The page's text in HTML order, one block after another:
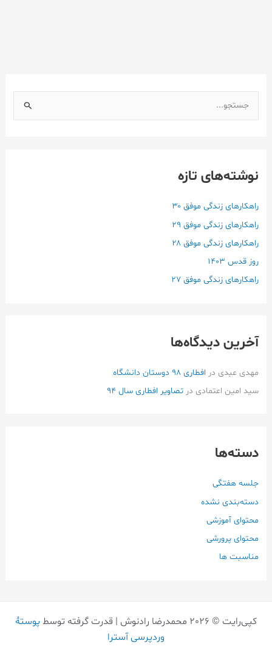
س
و
ر
ی
نوشته‌های تازه
راهکارهای زندگی موفق ۳۰
راهکارهای زندگی موفق ۲۹
راهکارهای زندگی موفق ۲۸
روز قدس ۱۴۰3
راهکارهای زندگی موفق ۲۷
آخرین دیدگاه‌ها
مهدی عبدی در افطاری ۹۸ دوستان دانشگاه
سید امین اعتمادی درتصاویر افطاری سال 94
دسته‌ها
جلسه هفتگی
دسته‌بندی نشده
محتوای آموزشی
محتوای پرورشی
مناسبت ها
کپی‌رایت © 2026 محمدرضا رادنوش | قدرت گرفته توسط
پوستهٔ
وردپرسی آسترا